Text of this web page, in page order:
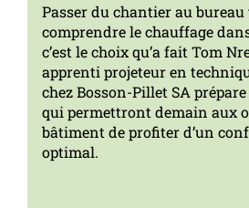
Passer du chantier au
comprendre le chauffage
c’est le choix qu’a fait Tom
apprenti projeteur en
chez Bosson-Pillet SA
qui permettront demain aux
bâtiment de profiter d’un
optimal.